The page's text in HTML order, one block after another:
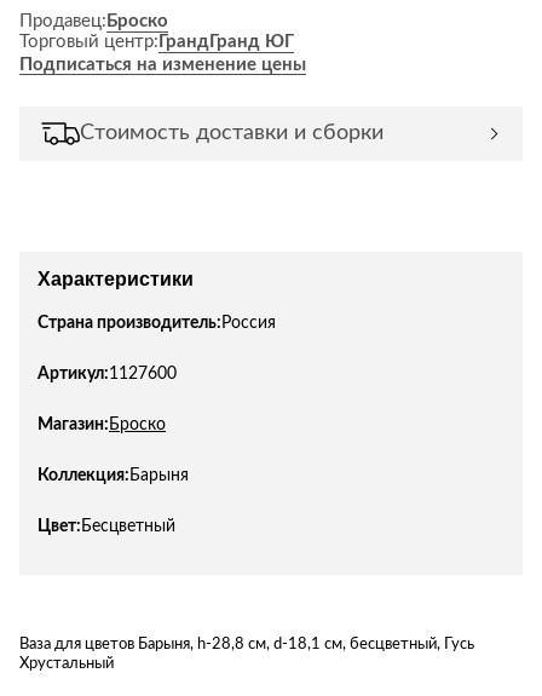
Продавец: Броско
Торговый центр: Гранд Гранд ЮГ
Подписаться на изменение цены
Стоимость доставки и сборки
Характеристики
Страна производитель: Россия
Артикул:1127600
Магазин: Броско
Коллекция: Барыня
Цвет: Бесцветный
Ваза для цветов Барыня, h-28,8 см, d-18,1 см, бесцветный, Гусь
Хрустальный